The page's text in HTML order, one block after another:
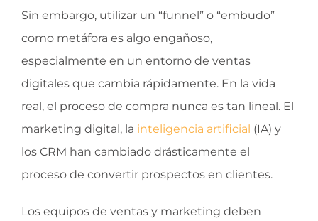
Sin embargo, utilizar un “funnel” o “embudo”
como metáfora es algo engañoso,
especialmente en un entorno de ventas
digitales que cambia rápidamente. En la vida
real, el proceso de compra nunca es tan lineal. El
marketing digital, la inteligencia artificial (IA) y
los CRM han cambiado drásticamente el
proceso de convertir prospectos en clientes.
Los equipos de ventas y marketing deben